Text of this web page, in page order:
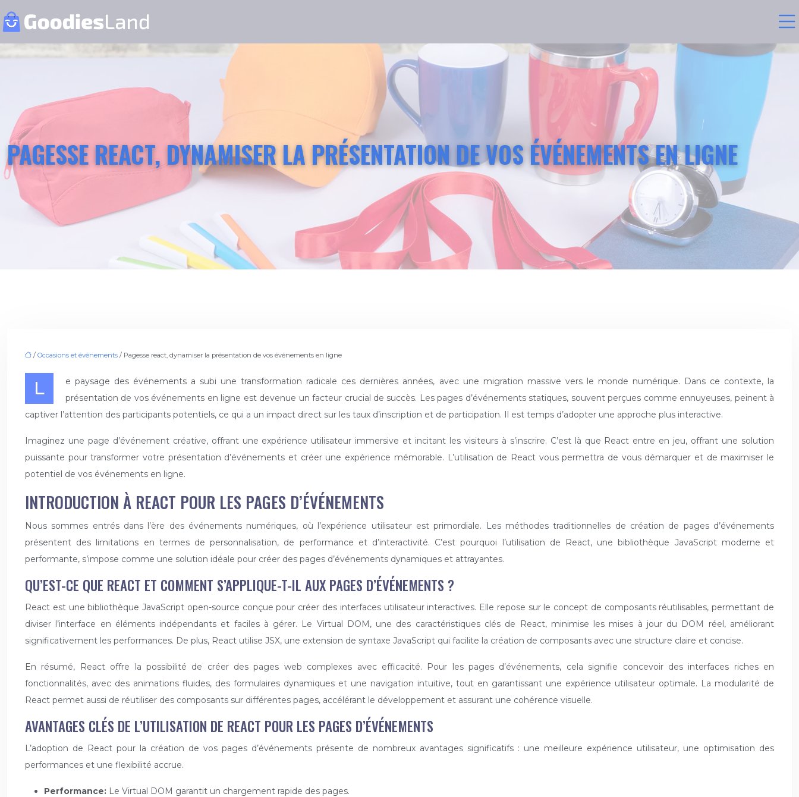
PAGESSE REACT, DYNAMISER LA PRÉSENTATION DE VOS ÉVÉNEMENTS EN LIGNE
/ Occasions et événements / Pagesse react, dynamiser la présentation de vos événements en ligne
Le paysage des événements a subi une transformation radicale ces dernières années, avec une migration massive vers le monde numérique. Dans ce contexte, la
présentation de vos événements en ligne est devenue un facteur crucial de succès. Les pages d’événements statiques, souvent perçues comme ennuyeuses, peinent à
captiver l’attention des participants potentiels, ce qui a un impact direct sur les taux d’inscription et de participation. Il est temps d’adopter une approche plus interactive.
Imaginez une page d’événement créative, offrant une expérience utilisateur immersive et incitant les visiteurs à s’inscrire. C’est là que React entre en jeu, offrant une solution
puissante pour transformer votre présentation d’événements et créer une expérience mémorable. L’utilisation de React vous permettra de vous démarquer et de maximiser le
potentiel de vos événements en ligne.
INTRODUCTION À REACT POUR LES PAGES D’ÉVÉNEMENTS
Nous sommes entrés dans l’ère des événements numériques, où l’expérience utilisateur est primordiale. Les méthodes traditionnelles de création de pages d’événements
présentent des limitations en termes de personnalisation, de performance et d’interactivité. C’est pourquoi l’utilisation de React, une bibliothèque JavaScript moderne et
performante, s’impose comme une solution idéale pour créer des pages d’événements dynamiques et attrayantes.
QU’EST-CE QUE REACT ET COMMENT S’APPLIQUE-T-IL AUX PAGES D’ÉVÉNEMENTS ?
React est une bibliothèque JavaScript open-source conçue pour créer des interfaces utilisateur interactives. Elle repose sur le concept de composants réutilisables, permettant de
diviser l’interface en éléments indépendants et faciles à gérer. Le Virtual DOM, une des caractéristiques clés de React, minimise les mises à jour du DOM réel, améliorant
significativement les performances. De plus, React utilise JSX, une extension de syntaxe JavaScript qui facilite la création de composants avec une structure claire et concise.
En résumé, React offre la possibilité de créer des pages web complexes avec efficacité. Pour les pages d’événements, cela signifie concevoir des interfaces riches en
fonctionnalités, avec des animations fluides, des formulaires dynamiques et une navigation intuitive, tout en garantissant une expérience utilisateur optimale. La modularité de
React permet aussi de réutiliser des composants sur différentes pages, accélérant le développement et assurant une cohérence visuelle.
AVANTAGES CLÉS DE L’UTILISATION DE REACT POUR LES PAGES D’ÉVÉNEMENTS
L’adoption de React pour la création de vos pages d’événements présente de nombreux avantages significatifs : une meilleure expérience utilisateur, une optimisation des
performances et une flexibilité accrue.
Performance: Le Virtual DOM garantit un chargement rapide des pages.